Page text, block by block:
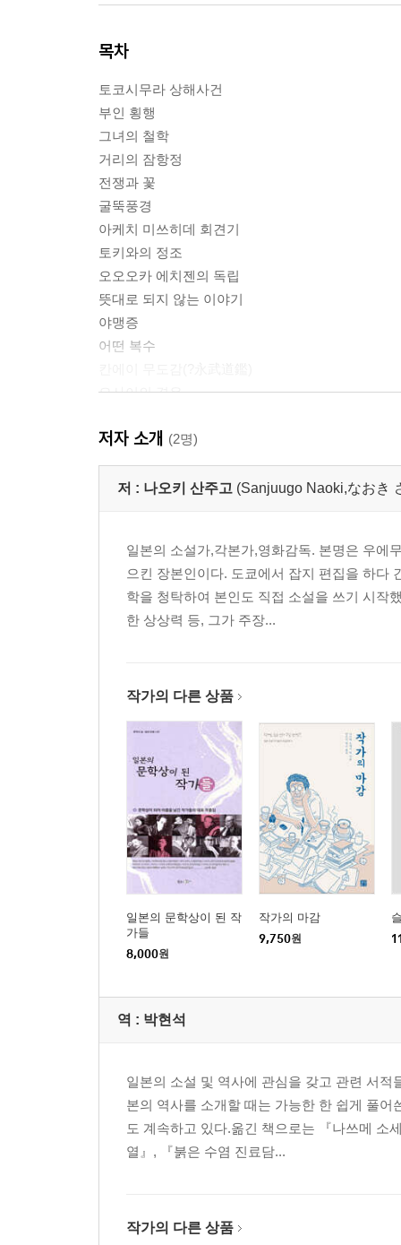
목차
토코시무라 상해사건
부인 횡행
그녀의 철학
거리의 잠항정
전쟁과 꽃
굴뚝풍경
아케치 미쓰히데 회견기
토키와의 정조
오오오카 에치젠의 독립
뜻대로 되지 않는 이야기
야맹증
어떤 복수
오사이의 경우
2월 3일의 꿈
파파 · 마마 교육
옮긴이의 말
저자 소개 (2명)
저 : 나오키 산주고 (Sanjuugo Naoki,なおき
일본의 소설가,각본가,영화감독. 본명은 우에
으킨 장본인이다. 도쿄에서 잡지 편집을 하다
학을 청탁하여 본인도 직접 소설을 쓰기 시작
한 상상력 등, 그가 주장...
작가의 다른 상품
일본의 문학상이 된 작
가들
8,000원
작가의 마감
9,750원
역 : 박현석
일본의 소설 및 역사에 관심을 갖고 관련 서
본의 역사를 소개할 때는 가능한 한 쉽게 풀
도 계속하고 있다.옮긴 책으로는 『나쓰메
열』, 『붉은 수염 진료담...
작가의 다른 상품